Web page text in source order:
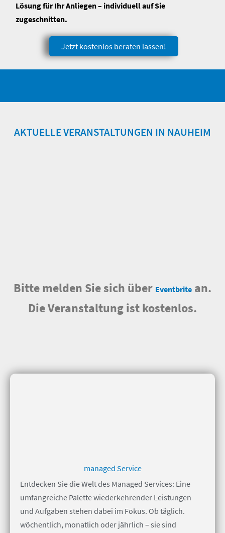
Lösung für Ihr Anliegen – individuell auf Sie
zugeschnitten.
Jetzt kostenlos beraten lassen!
AKTUELLE VERANSTALTUNGEN IN NAUHEIM
Bitte melden Sie sich über Eventbrite an.
Die Veranstaltung ist kostenlos.
managed Service
Entdecken Sie die Welt des Managed Services: Eine
umfangreiche Palette wiederkehrender Leistungen
und Aufgaben stehen dabei im Fokus. Ob täglich.
wöchentlich, monatlich oder jährlich – sie sind